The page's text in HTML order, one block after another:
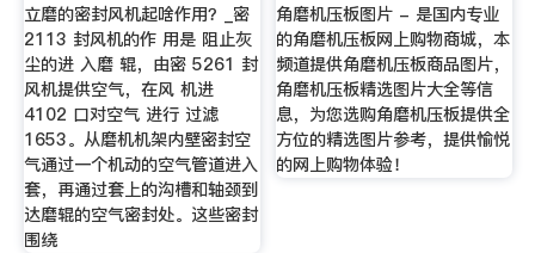
立磨的密封风机起啥作用？_密
2113 封风机的作 用是 阻止灰
尘的进 入磨 辊，由密 5261 封
风机提供空气，在风 机进
4102 口对空气 进行 过滤
1653。从磨机机架内壁密封空
气通过一个机动的空气管道进入
套，再通过套上的沟槽和轴颈到
达磨辊的空气密封处。这些密封
围绕
角磨机压板图片 - 是国内专业
的角磨机压板网上购物商城，本
频道提供角磨机压板商品图片，
角磨机压板精选图片大全等信
息，为您选购角磨机压板提供全
方位的精选图片参考，提供愉悦
的网上购物体验！